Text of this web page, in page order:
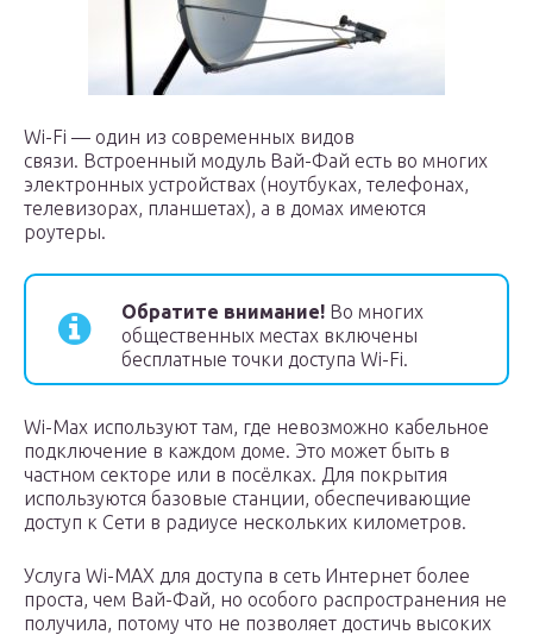
Wi-Fi — один из современных видов
связи. Встроенный модуль Вай-Фай есть во многих
электронных устройствах (ноутбуках, телефонах,
телевизорах, планшетах), а в домах имеются
роутеры.
Обратите внимание! Во многих
общественных местах включены
бесплатные точки доступа Wi-Fi.
Wi-Max используют там, где невозможно кабельное
подключение в каждом доме. Это может быть в
частном секторе или в посёлках. Для покрытия
используются базовые станции, обеспечивающие
доступ к Сети в радиусе нескольких километров.
Услуга Wi-MAX для доступа в сеть Интернет более
проста, чем Вай-Фай, но особого распространения не
получила, потому что не позволяет достичь высоких